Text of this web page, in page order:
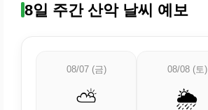
8일 주간 산악 날씨 예보
08/07 (금)
⛅
08/08 (토)
🌦️